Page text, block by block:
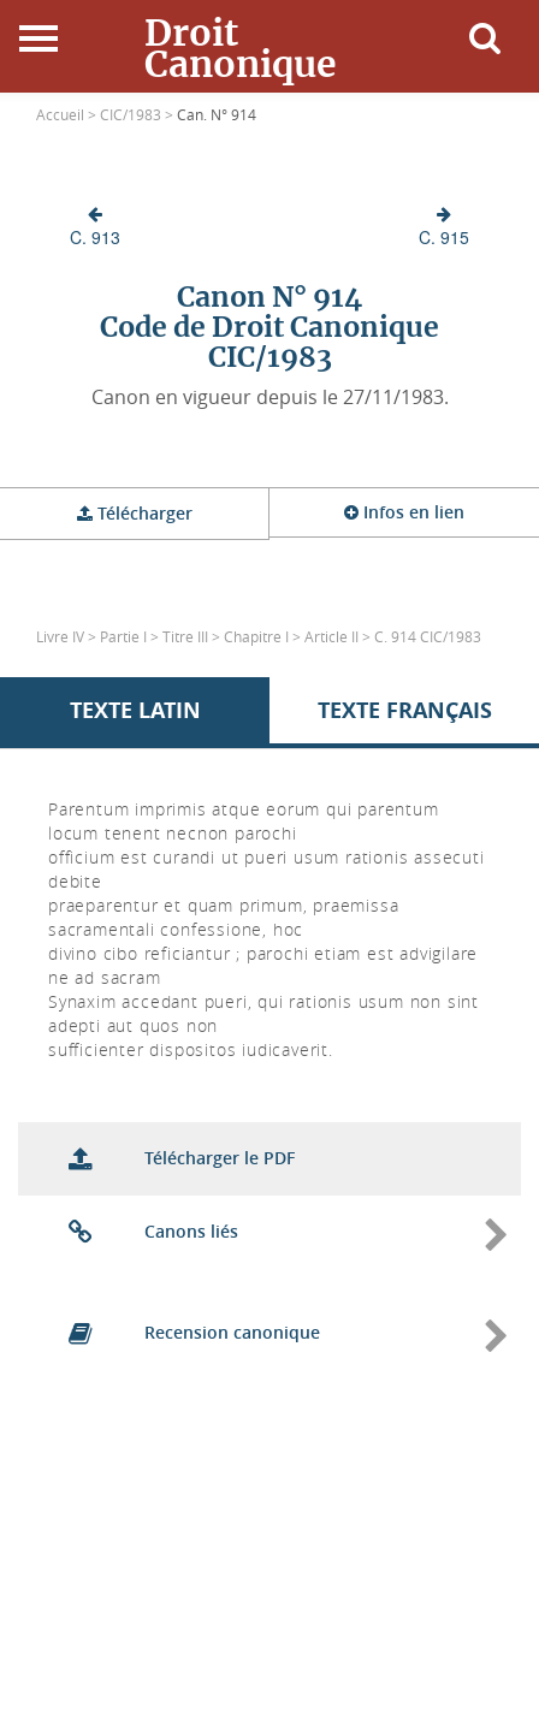
Droit
Canonique
Accueil
Ressources
Accueil > CIC/1983 > Can. N° 914
C. 913 C. 915
Canon N° 914
Code de Droit Canonique
CIC/1983
Canon en vigueur depuis le 27/11/1983.
Télécharger Infos en lien
Livre IV > Partie I > Titre III > Chapitre I > Article II > C. 914 CIC/1983
TEXTE LATIN TEXTE FRANÇAIS
Parentum imprimis atque eorum qui parentum
locum tenent necnon parochi
officium est curandi ut pueri usum rationis assecuti
debite
praeparentur et quam primum, praemissa
sacramentali confessione, hoc
divino cibo reficiantur ; parochi etiam est advigilare
ne ad sacram
Synaxim accedant pueri, qui rationis usum non sint
adepti aut quos non
sufficienter dispositos iudicaverit.
Télécharger le PDF
Canons liés
Recension canonique